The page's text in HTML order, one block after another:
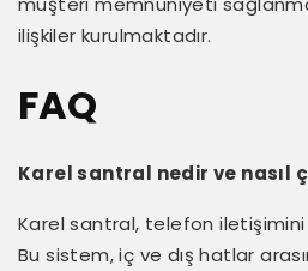
ilişkiler kurulmaktadır.
FAQ
Karel santral nedir ve nasıl
Karel santral, telefon
Bu sistem, iç ve dış hatlar